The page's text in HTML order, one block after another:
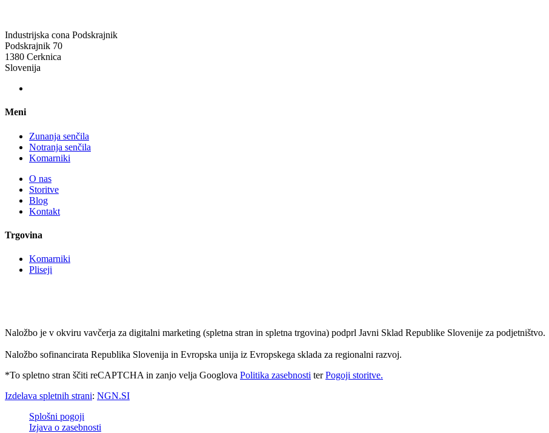
Industrijska cona Podskrajnik
Podskrajnik 70
1380 Cerknica
Slovenija
Meni
Zunanja senčila
Notranja senčila
Komarniki
O nas
Storitve
Blog
Kontakt
Trgovina
Komarniki
Pliseji
Naložbo je v okviru vavčerja za digitalni marketing (spletna stran in spletna trgovina) podprl Javni Sklad Republike Slovenije za podjetništvo.
Naložbo sofinancirata Republika Slovenija in Evropska unija iz Evropskega sklada za regionalni razvoj.
*To spletno stran ščiti reCAPTCHA in zanjo velja Googlova Politika zasebnosti terPogoji storitve.
Izdelava spletnih strani: NGN.SI
Splošni pogoji
Izjava o zasebnosti